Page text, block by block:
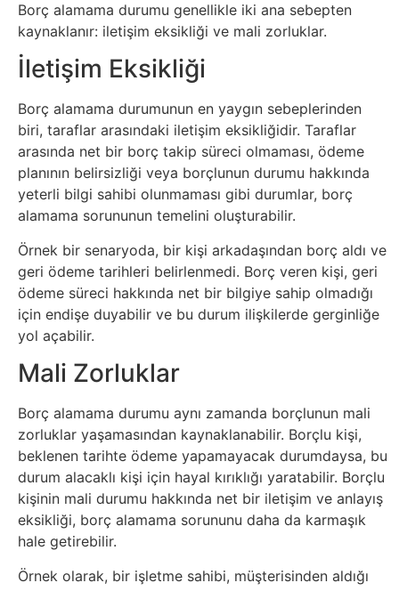
Download
E-
Devlet
Eğitim
Elektronik
Cihazlar
Facebook
Felsefe
Finans
Genel
Gezi
Gizem
Grafik
Borç alamama durumu genellikle iki ana sebepten
kaynaklanır: iletişim eksikliği ve mali zorluklar.
İletişim Eksikliği
Borç alamama durumunun en yaygın sebeplerinden
biri, taraflar arasındaki iletişim eksikliğidir. Taraflar
arasında net bir borç takip süreci olmaması, ödeme
planının belirsizliği veya borçlunun durumu hakkında
yeterli bilgi sahibi olunmaması gibi durumlar, borç
alamama sorununun temelini oluşturabilir.
Örnek bir senaryoda, bir kişi arkadaşından borç aldı ve
geri ödeme tarihleri belirlenmedi. Borç veren kişi, geri
ödeme süreci hakkında net bir bilgiye sahip olmadığı
için endişe duyabilir ve bu durum ilişkilerde gerginliğe
yol açabilir.
Mali Zorluklar
Borç alamama durumu aynı zamanda borçlunun mali
zorluklar yaşamasından kaynaklanabilir. Borçlu kişi,
beklenen tarihte ödeme yapamayacak durumdaysa, bu
durum alacaklı kişi için hayal kırıklığı yaratabilir. Borçlu
kişinin mali durumu hakkında net bir iletişim ve anlayış
eksikliği, borç alamama sorununu daha da karmaşık
hale getirebilir.
Örnek olarak, bir işletme sahibi, müşterisinden aldığı